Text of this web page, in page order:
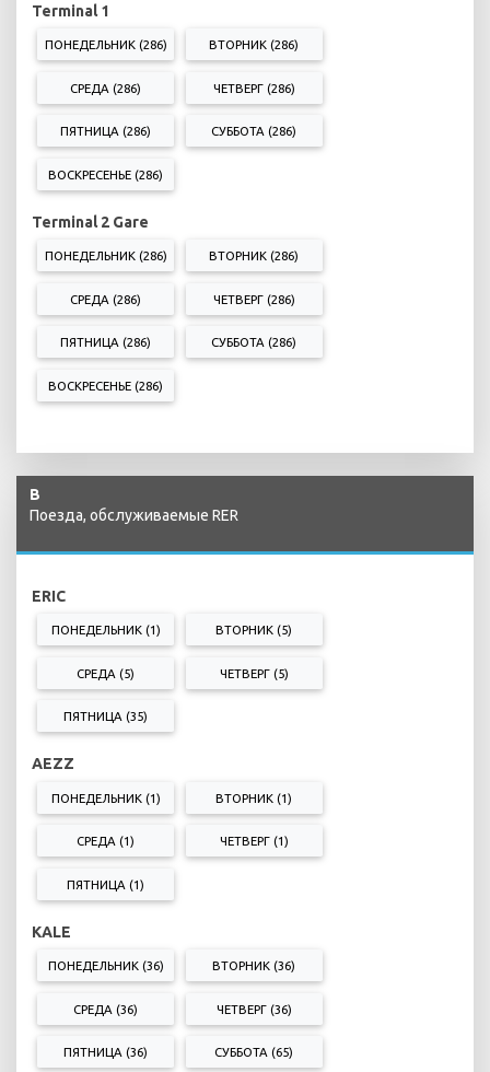
Terminal 1
ПОНЕДЕЛЬНИК (286) ВТОРНИК (286)
СРЕДА (286) ЧЕТВЕРГ (286)
ПЯТНИЦА (286) СУББОТА (286)
ВОСКРЕСЕНЬЕ (286)
Terminal 2 Gare
ПОНЕДЕЛЬНИК (286) ВТОРНИК (286)
СРЕДА (286) ЧЕТВЕРГ (286)
ПЯТНИЦА (286) СУББОТА (286)
ВОСКРЕСЕНЬЕ (286)
B
Поезда, обслуживаемые RER
ERIC
ПОНЕДЕЛЬНИК (1) ВТОРНИК (5)
СРЕДА (5) ЧЕТВЕРГ (5)
ПЯТНИЦА (35)
AEZZ
ПОНЕДЕЛЬНИК (1) ВТОРНИК (1)
СРЕДА (1) ЧЕТВЕРГ (1)
ПЯТНИЦА (1)
KALE
ПОНЕДЕЛЬНИК (36) ВТОРНИК (36)
СРЕДА (36) ЧЕТВЕРГ (36)
ПЯТНИЦА (36) СУББОТА (65)